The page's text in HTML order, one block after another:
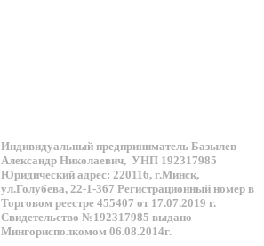
Индивидуальный предприниматель Базылев
Александр Николаевич, УНП 192317985
Юридический адрес: 220116, г.Минск,
ул.Голубева, 22-1-367 Регистрационный номер в
Торговом реестре 455407 от 17.07.2019 г.
Свидетельство №192317985 выдано
Мингорисполкомом 06.08.2014г.